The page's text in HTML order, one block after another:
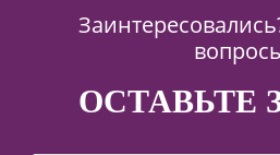
ОСТАВЬТЕ